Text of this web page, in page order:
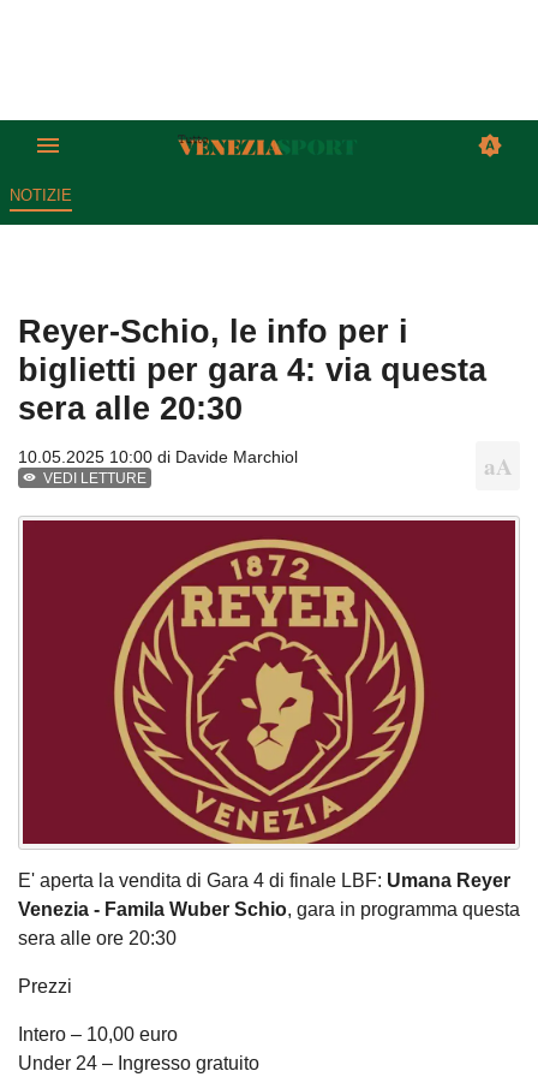
NOTIZIE
Reyer-Schio, le info per i
biglietti per gara 4: via questa
sera alle 20:30
10.05.2025 10:00 di Davide Marchiol
VEDI LETTURE
E' aperta la vendita di Gara 4 di finale LBF: Umana Reyer
Venezia - Famila Wuber Schio, gara in programma questa
sera alle ore 20:30
Prezzi
Intero – 10,00 euro
Under 24 – Ingresso gratuito